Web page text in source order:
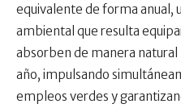
equivalente de forma anual,
ambiental que resulta
absorben de manera
año, impulsando
empleos verdes y